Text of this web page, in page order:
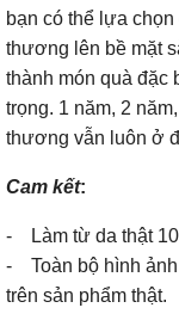
bạn có thể lựa
thương lên bề mặt
thành món quà đặc
trọng. 1 năm, 2
thương vẫn luôn ở
Cam kết:
- Làm từ da thật
- Toàn bộ hình
trên sản phẩm thật.